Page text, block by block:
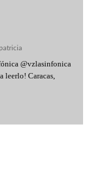
@vzlasinfonica
leerlo! Caracas,